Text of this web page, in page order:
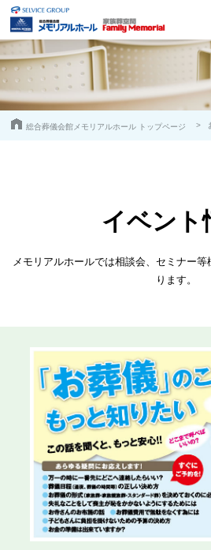
総合葬儀会館メモリアルホール トップページ
イベント
メモリアルホールでは相談会、セミナー
ります。